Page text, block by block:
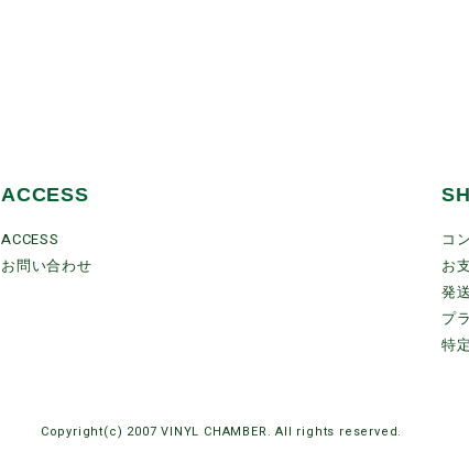
ACCESS
ACCESS
お問い合わせ
コ
お
発
プ
特
Copyright(c) 2007 VINYL CHAMBER. All rights reserved.